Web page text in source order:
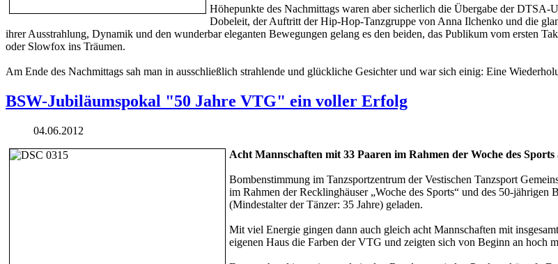
Höhepunkte des Nachmittags waren aber sicherlich die Übergabe der
Dobeleit, der Auftritt der Hip-Hop-Tanzgruppe von Anna Ilchenko und die
ihrer Ausstrahlung, Dynamik und den wunderbar eleganten Bewegungen gelang es den beiden, das Publikum vom ersten
oder Slowfox ins Träumen.
Am Ende des Nachmittags sah man in ausschließlich strahlende und glückliche Gesichter und war sich einig: Eine
BSW-Jubiläumspokal "50 Jahre VTG" ein voller Erfolg
04.06.2012
Acht Mannschaften mit 33 Paaren im Rahmen der Woche des Sports
Bombenstimmung im Tanzsportzentrum der Vestischen Tanzsport
im Rahmen der Recklinghäuser „Woche des Sports“ und des 50-
(Mindestalter der Tänzer: 35 Jahre) geladen.
Mit viel Energie gingen dann auch gleich acht Mannschaften mit
eigenen Haus die Farben der VTG und zeigten sich von Beginn an hoch